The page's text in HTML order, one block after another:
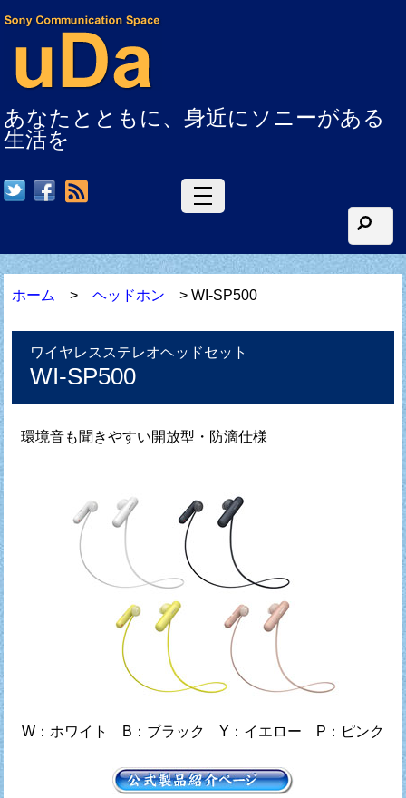
あなたとともに、身近にソニーがある
生活を
ホーム >ヘッドホン > WI-SP500
ワイヤレスステレオヘッドセット
WI-SP500
環境音も聞きやすい開放型・防滴仕様
W：ホワイト B：ブラック Y：イエロー P：ピンク